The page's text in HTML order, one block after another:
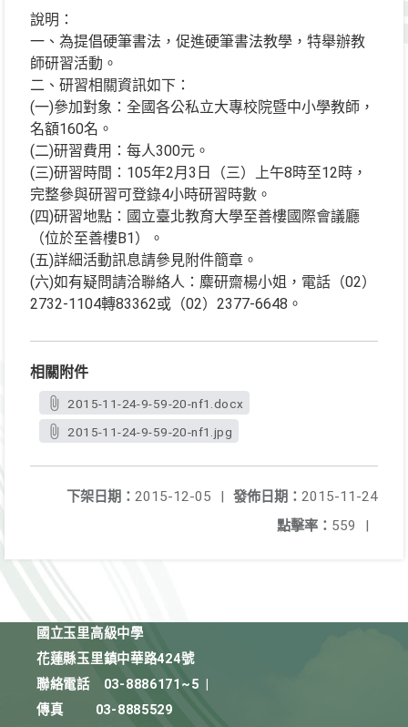
說明：
一、為提倡硬筆書法，促進硬筆書法教學，特舉辦教
師研習活動。
二、研習相關資訊如下：
(一)參加對象：全國各公私立大專校院暨中小學教師，
名額160名。
(二)研習費用：每人300元。
(三)研習時間：105年2月3日（三）上午8時至12時，
完整參與研習可登錄4小時研習時數。
(四)研習地點：國立臺北教育大學至善樓國際會議廳
（位於至善樓B1）。
(五)詳細活動訊息請參見附件簡章。
(六)如有疑問請洽聯絡人：麋研齋楊小姐，電話（02）
2732-1104轉83362或（02）2377-6648。
相關附件
2015-11-24-9-59-20-nf1.docx
2015-11-24-9-59-20-nf1.jpg
發佈日期： 2015-11-24
下架日期： 2015-12-05
|
點擊率： 559 |
國立玉里高級中學
花蓮縣玉里鎮中華路424號
聯絡電話
03-8886171~5
傳真
03-8885529